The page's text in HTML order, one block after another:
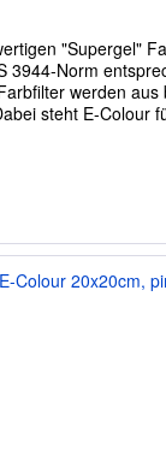
"Supergel"
3944-Norm
werden aus
steht E-Colour